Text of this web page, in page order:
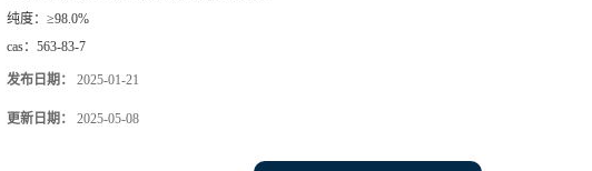
纯度： ≥98.0%
cas： 563-83-7
发布日期： 2025-01-21
更新日期： 2025-05-08